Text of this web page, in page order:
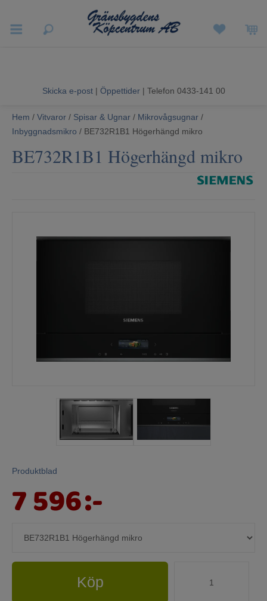
Sommarrea
Vitvaror
Skicka e-post | Öppettider| Telefon 0433-141 00
Hem / Vitvaror / Spisar & Ugnar / Mikrovågsugnar /
Inbyggnadsmikro / BE732R1B1 Högerhängd mikro
BE732R1B1 Högerhängd mikro
Produktblad
7 596:-
Köp